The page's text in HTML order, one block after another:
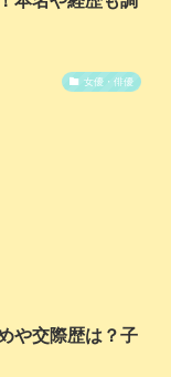
女優・俳優
や交際歴は？子